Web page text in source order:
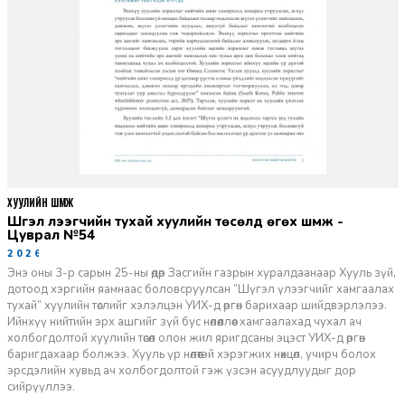
Шүгэл үлээгчийн тухай хуулийн төсөлд өгөх шүүмж -
Цуврал №54
2026-07-27
Энэ оны 3-р сарын 25-ны өдөр Засгийн газрын хуралдаанаар Хууль зүй,
дотоод хэргийн яамнаас боловсруулсан “Шүгэл үлээгчийг хамгаалах
тухай” хуулийн төслийг хэлэлцэн УИХ-д өргөн барихаар шийдвэрлэлээ.
Ийнхүү нийтийн эрх ашгийг зүй бус нөлөөллөөс хамгаалахад чухал ач
холбогдолтой хуулийн төсөл олон жил яригдсаны эцэст УИХ-д өргөн
баригдахаар болжээ. Хууль үр нөлөөтэй хэрэгжих нөхцөл, учирч болох
эрсдэлийн хувьд ач холбогдолтой гэж үзсэн асуудлуудыг дор
сийрүүллээ.
ХУУЛИЙН ШҮҮМЖ